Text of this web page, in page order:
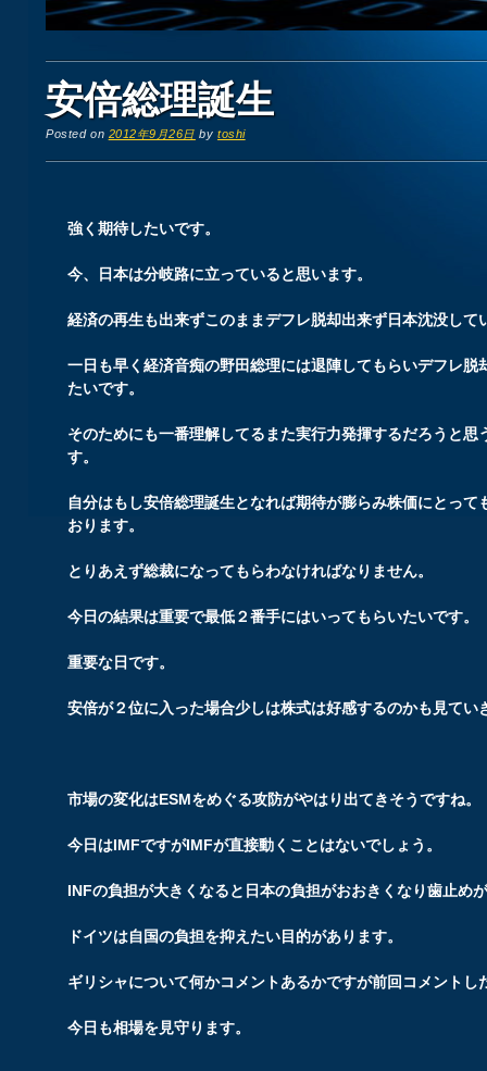
安倍総理誕生
Posted on 2012年9月26日 bytoshi
強く期待したいです。
今、日本は分岐路に立っていると思います。
経済の再生も出来ずこのままデフレ脱却出来ず日本沈没して
一日も早く経済音痴の野田総理には退陣してもらいデフレ脱
たいです。
そのためにも一番理解してるまた実行力発揮するだろうと
す。
自分はもし安倍総理誕生となれば期待が膨らみ株価にとっ
おります。
とりあえず総裁になってもらわなければなりません。
今日の結果は重要で最低２番手にはいってもらいたいです。
重要な日です。
安倍が２位に入った場合少しは株式は好感するのかも見てい
市場の変化はESMをめぐる攻防がやはり出てきそうですね。
今日はIMFですがIMFが直接動くことはないでしょう。
INFの負担が大きくなると日本の負担がおおきくなり歯止め
ドイツは自国の負担を抑えたい目的があります。
ギリシャについて何かコメントあるかですが前回コメントし
今日も相場を見守ります。